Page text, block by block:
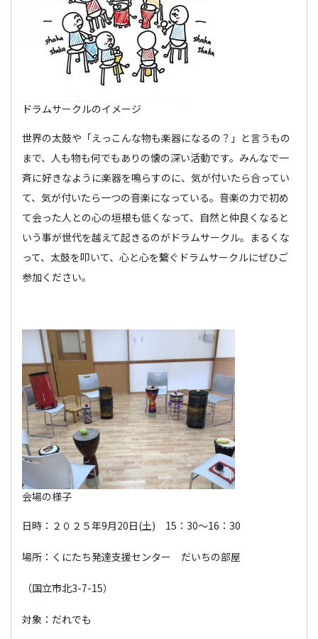
ドラムサークルのイメージ
世界の太鼓や「えっこんな物も楽器になるの？」と言うもの
まで、人も物も何でもありの懐の深い活動です。みんなで一
斉に好きなように楽器を鳴らすのに、気が付いたら合ってい
て、気が付いたら一つの音楽になっている。音楽の力で初め
て会った人との心の垣根も低くなって、自然と仲良くなると
いう事が世代を越えて起きるのがドラムサークル。まるくな
って、太鼓を叩いて、心と心を繋ぐドラムサークルにぜひご
参加ください。
会場の様子
日時：２０２５年9月20日(土) 15：30～16：30
場所：くにたち発達支援センター だいちの部屋
（国立市北3-7-15）
対象：だれでも